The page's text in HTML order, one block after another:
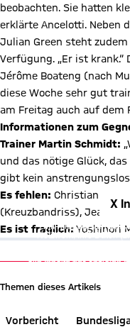
beobachten. Sie hatten
erklärte Ancelotti. Neben
Julian Green steht
Verfügung. „Er ist
Jérôme Boateng (nach
diese Woche sehr gut
am Freitag auch auf dem
Informationen zum
Trainer Martin Schmidt:
und das nötige Glück,
gibt kein
Es fehlen: Christian
(Kreuzbandriss), Jean-
Es ist fraglich: Yoshinori
X
Mit Klick auf den
Netzwerk, Ihre Daten
verarbeiten. Vorher kann
erheben, um Ihnen die
alle Inhalte des sozialen
und Sie können dies
ändern.
X
Mit Klick auf den
Netzwerk, Ihre Daten
verarbeiten. Vorher kann
erheben, um Ihnen die
alle Inhalte des sozialen
und Sie können dies
ändern.
Themen dieses Artikels
Vorbericht